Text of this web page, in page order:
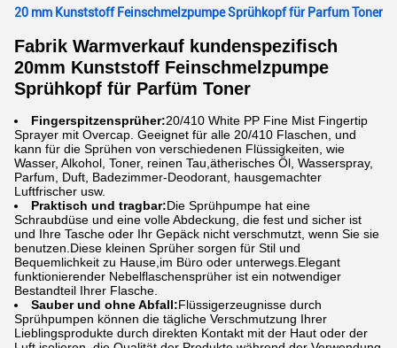
20 mm Kunststoff Feinschmelzpumpe Sprühkopf für Parfum Toner
Fabrik Warmverkauf kundenspezifisch
20mm Kunststoff Feinschmelzpumpe
Sprühkopf für Parfüm Toner
Fingerspitzensprüher:20/410 White PP Fine Mist Fingertip
Sprayer mit Overcap. Geeignet für alle 20/410 Flaschen, und
kann für die Sprühen von verschiedenen Flüssigkeiten, wie
Wasser, Alkohol, Toner, reinen Tau,ätherisches Öl, Wasserspray,
Parfum, Duft, Badezimmer-Deodorant, hausgemachter
Luftfrischer usw.
Praktisch und tragbar:Die Sprühpumpe hat eine
Schraubdüse und eine volle Abdeckung, die fest und sicher ist
und Ihre Tasche oder Ihr Gepäck nicht verschmutzt, wenn Sie sie
benutzen.Diese kleinen Sprüher sorgen für Stil und
Bequemlichkeit zu Hause,im Büro oder unterwegs.Elegant
funktionierender Nebelflaschensprüher ist ein notwendiger
Bestandteil Ihrer Flasche.
Sauber und ohne Abfall:Flüssigerzeugnisse durch
Sprühpumpen können die tägliche Verschmutzung Ihrer
Lieblingsprodukte durch direkten Kontakt mit der Haut oder der